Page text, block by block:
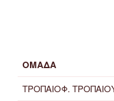
ΟΜΑΔΑ
ΤΡΟΠΑΙΟΦ.